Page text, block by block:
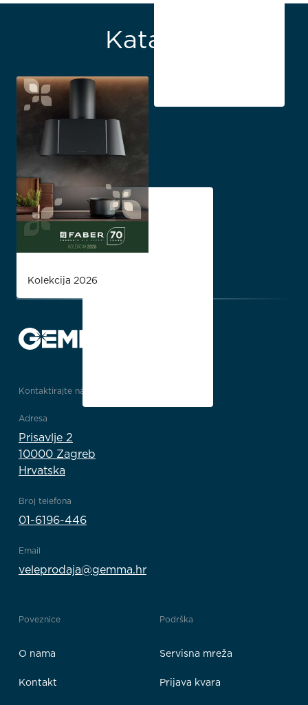
Katalozi
Kolekcija 2026
Kontaktirajte nas
Adresa
Prisavlje 2
10000 Zagreb
Hrvatska
Broj telefona
01-6196-446
Email
veleprodaja@gemma.hr
Poveznice
O nama
Kontakt
Podrška
Servisna mreža
Prijava kvara